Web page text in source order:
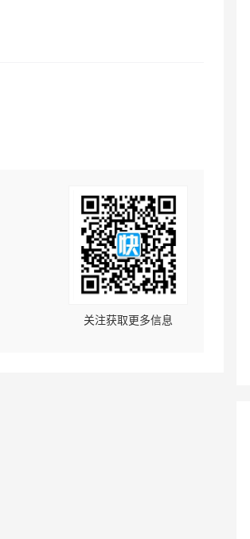
关注获取更多信息